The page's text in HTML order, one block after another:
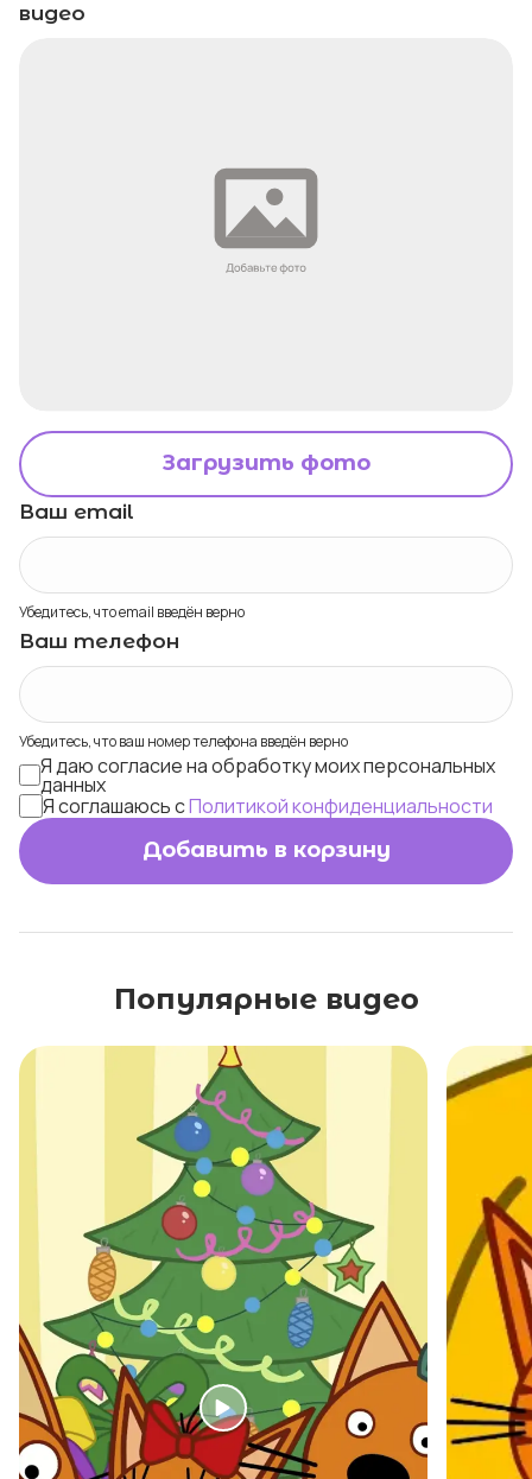
видео
Загрузить фото
Ваш email
Убедитесь, что email введён верно
Ваш телефон
Убедитесь, что ваш номер телефона введён верно
Я даю согласие на обработку моих персональных
данных
Я соглашаюсь сПолитикой конфиденциальности
Добавить в корзину
Популярные видео